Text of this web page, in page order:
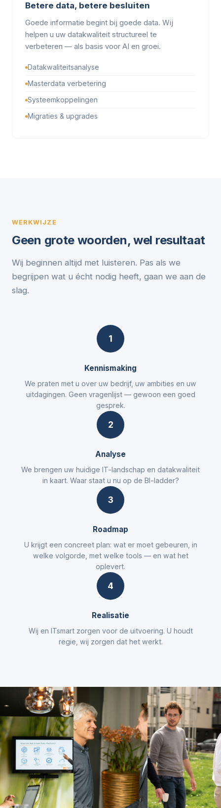
Betere data, betere besluiten
Goede informatie begint bij goede data. Wij
helpen u uw datakwaliteit structureel te
verbeteren — als basis voor AI en groei.
Datakwaliteitsanalyse
Masterdata verbetering
Systeemkoppelingen
Migraties & upgrades
WERKWIJZE
Geen grote woorden, wel resultaat
Wij beginnen altijd met luisteren. Pas als we
begrijpen wat u écht nodig heeft, gaan we aan de
slag.
1
Kennismaking
We praten met u over uw bedrijf, uw ambities en uw
uitdagingen. Geen vragenlijst — gewoon een goed
gesprek.
2
Analyse
We brengen uw huidige IT-landschap en datakwaliteit
in kaart. Waar staat u nu op de BI-ladder?
3
Roadmap
U krijgt een concreet plan: wat er moet gebeuren, in
welke volgorde, met welke tools — en wat het
oplevert.
4
Realisatie
Wij en ITsmart zorgen voor de uitvoering. U houdt
regie, wij zorgen dat het werkt.